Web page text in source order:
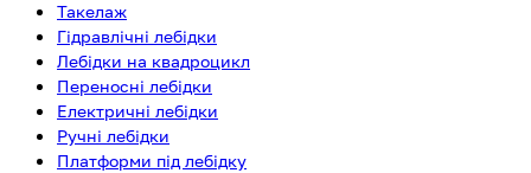
Такелаж
Гідравлічні лебідки
Лебідки на квадроцикл
Переносні лебідки
Електричні лебідки
Ручні лебідки
Платформи під лебідку